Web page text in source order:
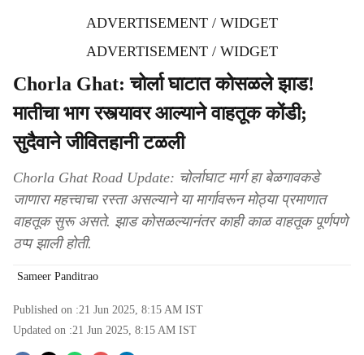
ADVERTISEMENT / WIDGET
ADVERTISEMENT / WIDGET
Chorla Ghat: चोर्ला घाटात कोसळले झाड!
मातीचा भाग रस्त्यावर आल्याने वाहतूक कोंडी;
सुदैवाने जीवितहानी टळली
Chorla Ghat Road Update: चोर्लाघाट मार्ग हा बेळगावकडे
जाणारा महत्त्वाचा रस्ता असल्याने या मार्गावरून मोठ्या प्रमाणात
वाहतूक सुरू असते. झाड कोसळल्यानंतर काही काळ वाहतूक पूर्णपणे
ठप्प झाली होती.
Sameer Panditrao
Published on :21 Jun 2025, 8:15 AM IST
Updated on :21 Jun 2025, 8:15 AM IST